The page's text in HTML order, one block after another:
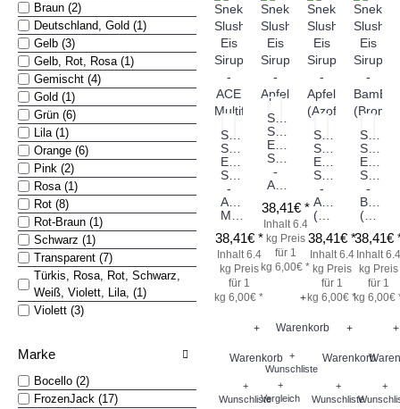
Braun (2)
Deutschland, Gold (1)
Gelb (3)
Gelb, Rot, Rosa (1)
Gemischt (4)
Gold (1)
Grün (6)
Lila (1)
Orange (6)
Pink (2)
Rosa (1)
Rot (8)
Rot-Braun (1)
Schwarz (1)
Transparent (7)
Türkis, Rosa, Rot, Schwarz,
Weiß, Violett, Lila, (1)
Violett (3)
Marke
Bocello (2)
FrozenJack (17)
Sneky
Slush
Eis
Sirup
-
ACE
38,41€ *
Inhalt 6.4
kg Preis
für 1
kg 6,00€ *
+
Warenkorb
+
Wunschliste
Sneky
Slush
Eis
Sirup
-
38,41€ *
Inhalt 6.4
kg Preis
für 1
kg 6,00€ *
+
Warenkorb
+
Wunschliste
+
Vergleich
Sneky
Slush
Eis
Sirup
-
Apfel
38,41€ *
Inhalt 6.4
kg Preis
für 1
kg 6,00€ *
+
Warenkorb
+
Wunschliste
Sneky
Slush
Eis
Sirup
-
38,41€
Inhalt 6.4
kg Preis
für 1
kg 6,00€
+
+